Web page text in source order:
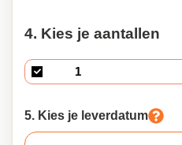
4. Kies je aantallen
5. Kies je leverdatum